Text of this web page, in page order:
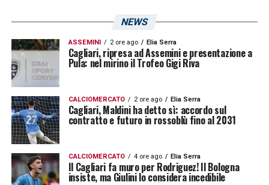
NEWS
ASSEMINI 2 ore ago Elia Serra
Cagliari, ripresa ad Assemini e presentazione a
Pula: nel mirino il Trofeo Gigi Riva
CALCIOMERCATO 2 ore ago Elia Serra
Cagliari, Maldini ha detto sì: accordo sul
contratto e futuro in rossoblù fino al 2031
CALCIOMERCATO 4 ore ago Elia Serra
Il Cagliari fa muro per Rodriguez! Il Bologna
insiste, ma Giulini lo considera incedibile